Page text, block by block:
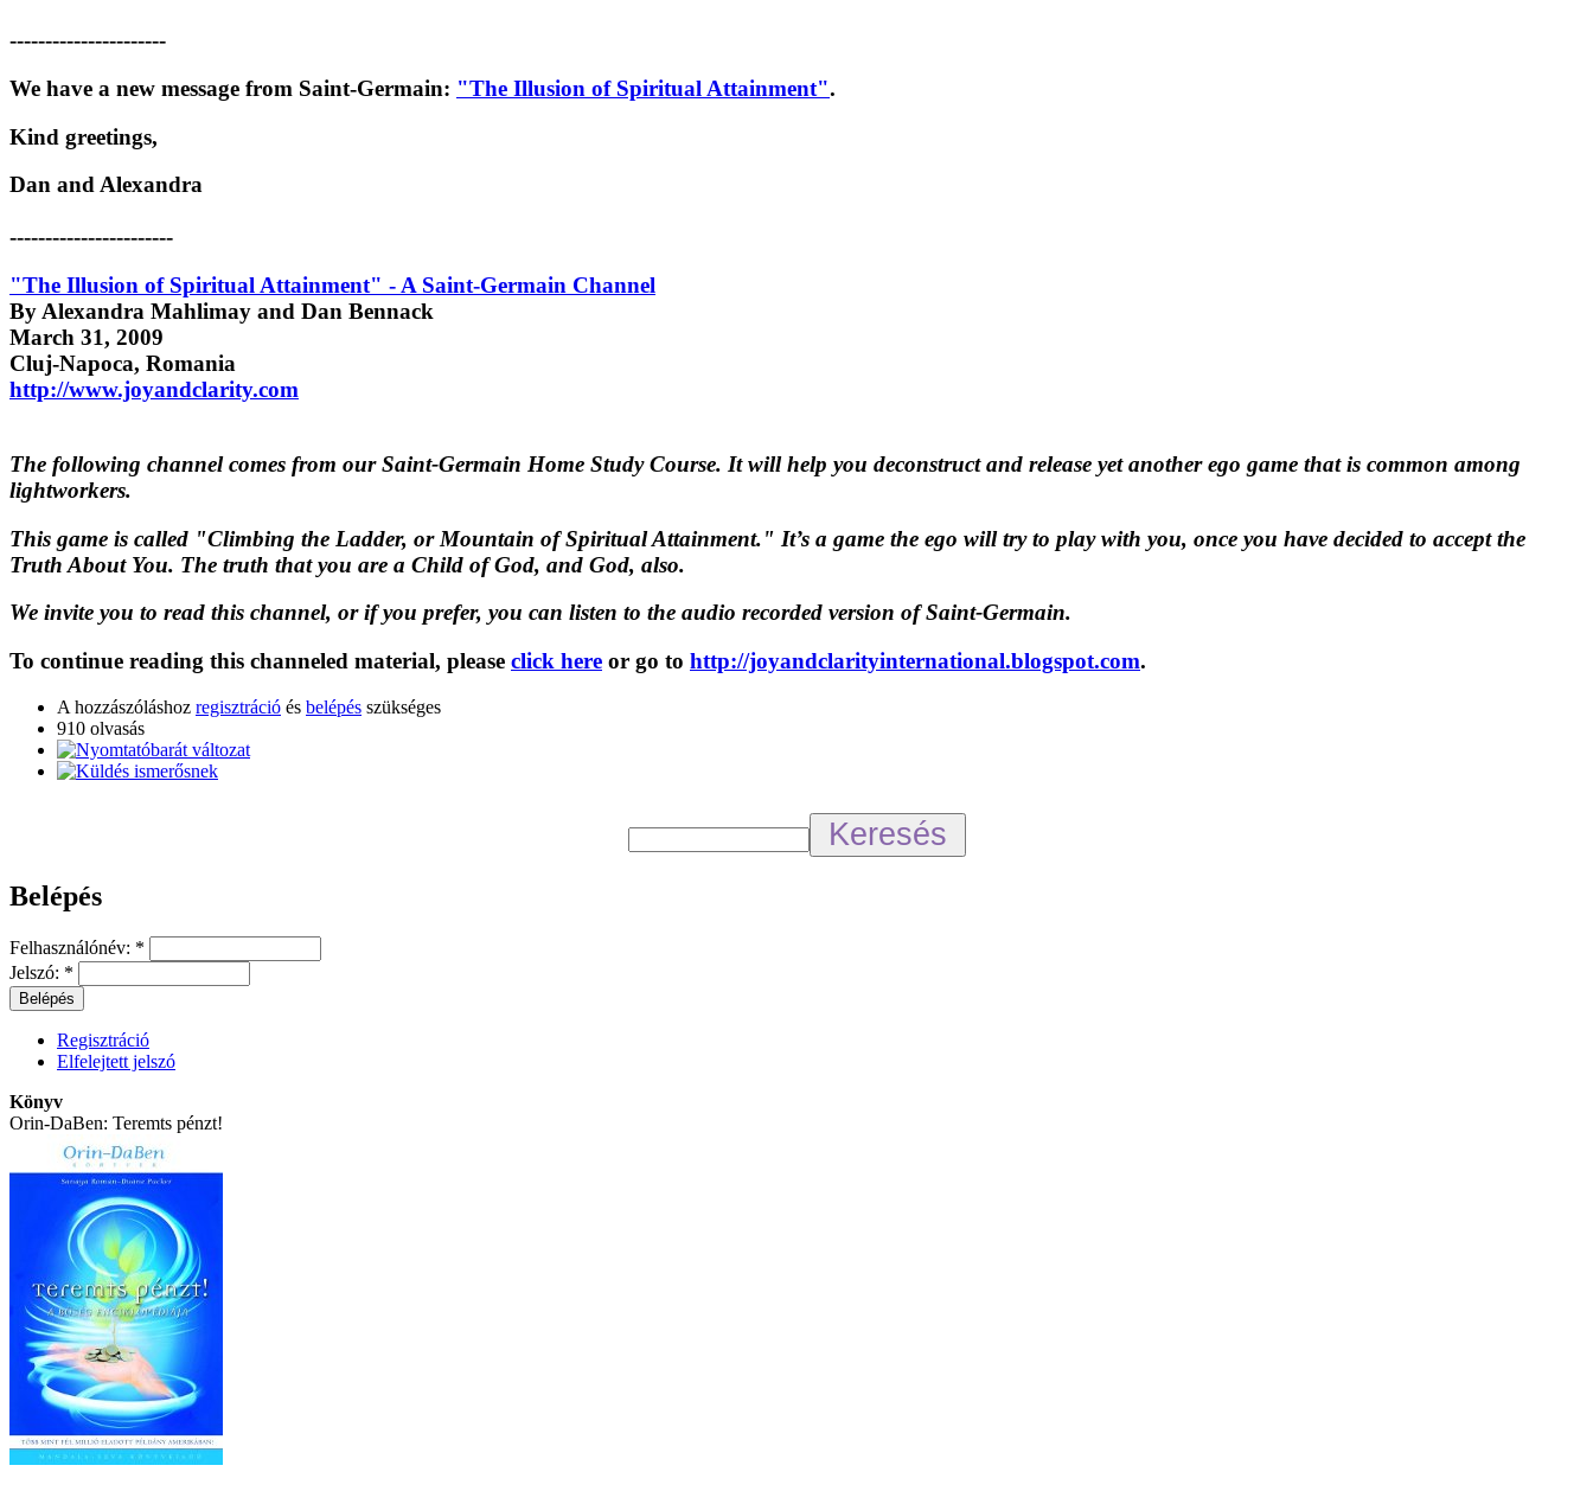
----------------------
We have a new message from Saint-Germain: "The Illusion of Spiritual Attainment".
Kind greetings,
Dan and Alexandra
-----------------------
"The Illusion of Spiritual Attainment" - A Saint-Germain Channel
By Alexandra Mahlimay and Dan Bennack
March 31, 2009
Cluj-Napoca, Romania
http://www.joyandclarity.com
The following channel comes from our Saint-Germain Home Study Course. It will help you deconstruct and release yet another ego game that is common among
lightworkers.
This game is called "Climbing the Ladder, or Mountain of Spiritual Attainment." It’s a game the ego will try to play with you, once you have decided to accept the
Truth About You. The truth that you are a Child of God, and God, also.
We invite you to read this channel, or if you prefer, you can listen to the audio recorded version of Saint-Germain.
To continue reading this channeled material, please click here or go to http://joyandclarityinternational.blogspot.com.
A hozzászóláshoz regisztráció és belépés szükséges
910 olvasás
Belépés
Felhasználónév: *
Jelszó: *
Regisztráció
Elfelejtett jelszó
Könyv
Orin-DaBen: Teremts pénzt!